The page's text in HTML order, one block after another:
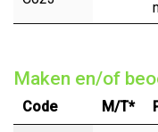
Maken en/of
Code M/T*